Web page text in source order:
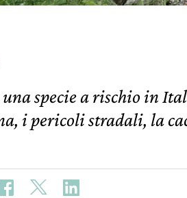
specie a rischio in
i pericoli stradali, la